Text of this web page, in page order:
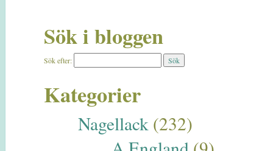
Sök i bloggen
Sök efter:
Kategorier
Nagellack(232)